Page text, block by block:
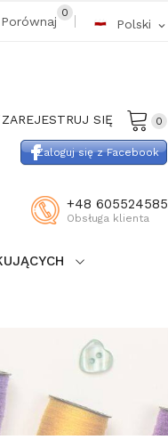
Polski expand_more
Porównaj
0
0
ZAREJESTRUJ SIĘ
+48 605524585
Obsługa klienta
Zaloguj się z Facebook